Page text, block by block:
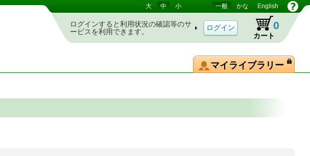
大 中 小 一般 かな English
ログインすると利用状況の確認等のサ
ービスを利用できます。
カート
0
マイライブラリー